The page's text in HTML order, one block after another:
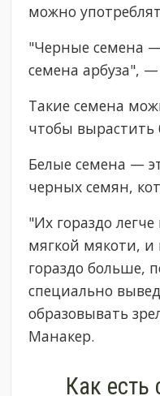
можно
"Черные семена
семена арбуза",
Такие семена
чтобы вырастить
Белые семена —
черных семян,
"Их гораздо
мягкой мякоти, и
гораздо больше,
специально
образовывать
Манакер.
Как есть